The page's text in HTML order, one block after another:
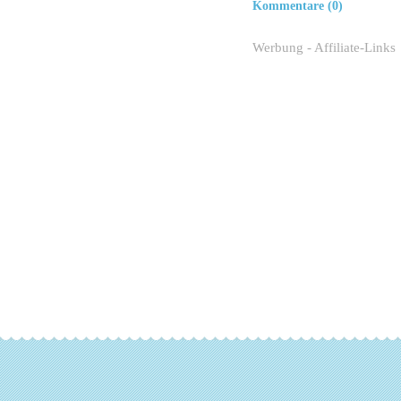
Kommentare (0)
Werbung - Affiliate-Links